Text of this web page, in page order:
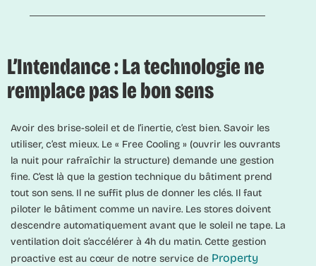
L’Intendance : La technologie ne
remplace pas le bon sens
Avoir des brise-soleil et de l’inertie, c’est bien. Savoir les
utiliser, c’est mieux. Le « Free Cooling » (ouvrir les ouvrants
la nuit pour rafraîchir la structure) demande une gestion
fine. C’est là que la gestion technique du bâtiment prend
tout son sens. Il ne suffit plus de donner les clés. Il faut
piloter le bâtiment comme un navire. Les stores doivent
descendre automatiquement avant que le soleil ne tape. La
ventilation doit s’accélérer à 4h du matin. Cette gestion
proactive est au cœur de notre service de Property